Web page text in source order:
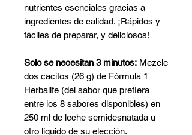
nutrientes esenciales gracias a
ingredientes de calidad. ¡Rápidos y
fáciles de preparar, y deliciosos!
Solo se necesitan 3 minutos: Mezcle
dos cacitos (26 g) de Fórmula 1
Herbalife (del sabor que prefiera
entre los 8 sabores disponibles) en
250 ml de leche semidesnatada u
otro líquido de su elección.